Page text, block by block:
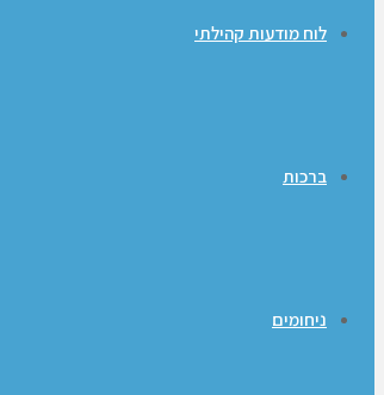
לוח מודעות קהילתי
ברכות
ניחומים